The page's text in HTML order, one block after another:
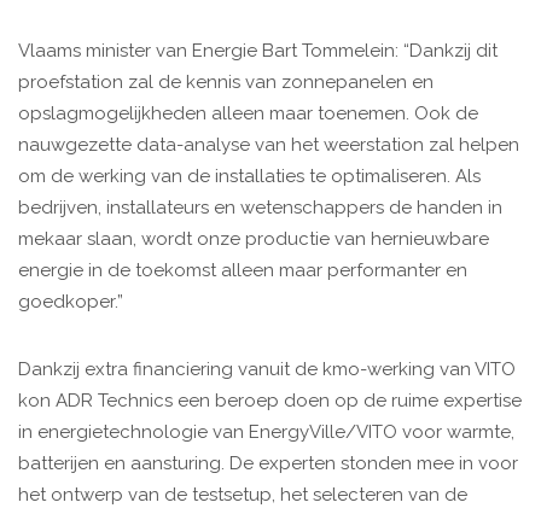
Vlaams minister van Energie Bart Tommelein: “Dankzij dit
proefstation zal de kennis van zonnepanelen en
opslagmogelijkheden alleen maar toenemen. Ook de
nauwgezette data-analyse van het weerstation zal helpen
om de werking van de installaties te optimaliseren. Als
bedrijven, installateurs en wetenschappers de handen in
mekaar slaan, wordt onze productie van hernieuwbare
energie in de toekomst alleen maar performanter en
goedkoper.”
Dankzij extra financiering vanuit de kmo-werking van VITO
kon ADR Technics een beroep doen op de ruime expertise
in energietechnologie van EnergyVille/VITO voor warmte,
batterijen en aansturing. De experten stonden mee in voor
het ontwerp van de testsetup, het selecteren van de